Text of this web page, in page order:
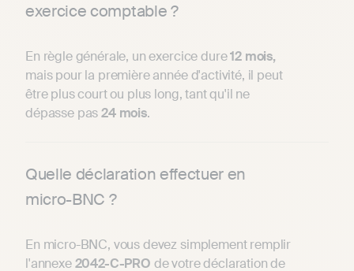
exercice comptable ?
En règle générale, un exercice dure12 mois,
mais pour la première année d'activité, il peut
être plus court ou plus long, tant qu'il ne
dépasse pas24 mois.
Quelle déclaration effectuer en
micro-BNC ?
En micro-BNC, vous devez simplement remplir
l'annexe2042-C-PRO de votre déclaration de